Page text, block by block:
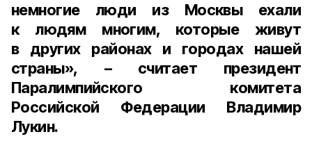
немногие люди из Москвы ехали
к людям многим, которые живут
в других районах и городах нашей
страны», – считает президент
Паралимпийского комитета
Российской Федерации Владимир
Лукин.